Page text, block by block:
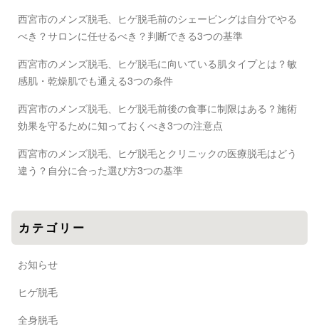
西宮市のメンズ脱毛、ヒゲ脱毛前のシェービングは自分でやる
べき？サロンに任せるべき？判断できる3つの基準
西宮市のメンズ脱毛、ヒゲ脱毛に向いている肌タイプとは？敏
感肌・乾燥肌でも通える3つの条件
西宮市のメンズ脱毛、ヒゲ脱毛前後の食事に制限はある？施術
効果を守るために知っておくべき3つの注意点
西宮市のメンズ脱毛、ヒゲ脱毛とクリニックの医療脱毛はどう
違う？自分に合った選び方3つの基準
カテゴリー
お知らせ
ヒゲ脱毛
全身脱毛